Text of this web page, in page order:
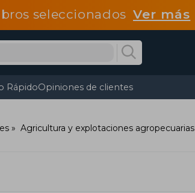
seleccionadosVer más
RápidoOpiniones de clientes
Agricultura y explotaciones agropecuarias